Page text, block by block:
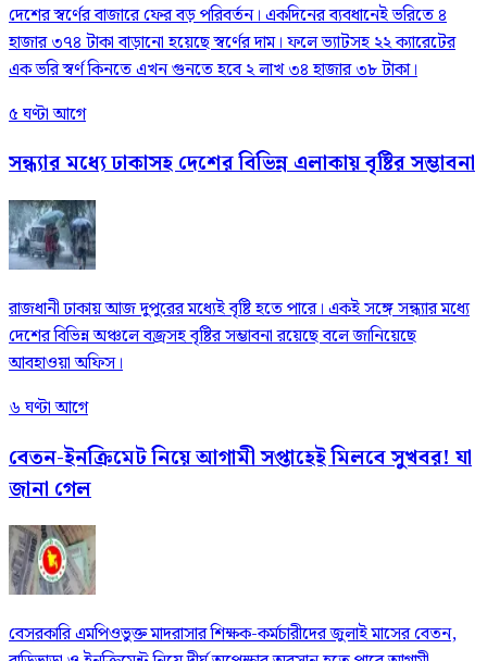
দেশের স্বর্ণের বাজারে ফের বড় পরিবর্তন। একদিনের ব্যবধানেই ভরিতে ৪
হাজার ৩৭৪ টাকা বাড়ানো হয়েছে স্বর্ণের দাম। ফলে ভ্যাটসহ ২২ ক্যারেটের
এক ভরি স্বর্ণ কিনতে এখন গুনতে হবে ২ লাখ ৩৪ হাজার ৩৮ টাকা।
৫ ঘণ্টা আগে
সন্ধ্যার মধ্যে ঢাকাসহ দেশের বিভিন্ন এলাকায় বৃষ্টির সম্ভাবনা
রাজধানী ঢাকায় আজ দুপুরের মধ্যেই বৃষ্টি হতে পারে। একই সঙ্গে সন্ধ্যার মধ্যে
দেশের বিভিন্ন অঞ্চলে বজ্রসহ বৃষ্টির সম্ভাবনা রয়েছে বলে জানিয়েছে
আবহাওয়া অফিস।
৬ ঘণ্টা আগে
বেতন-ইনক্রিমেট নিয়ে আগামী সপ্তাহেই মিলবে সুখবর! যা
জানা গেল
বেসরকারি এমপিওভুক্ত মাদরাসার শিক্ষক-কর্মচারীদের জুলাই মাসের বেতন,